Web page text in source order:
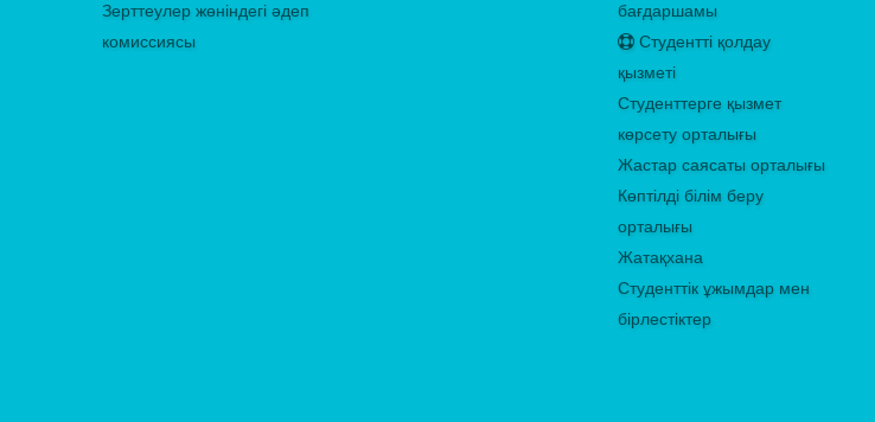
Зерттеулер жөніндегі әдеп
комиссиясы
бағдаршамы
Студентті қолдау
қызметі
Студенттерге қызмет
көрсету орталығы
Жастар саясаты орталығы
Көптілді білім беру
орталығы
Жатақхана
Студенттік ұжымдар мен
бірлестіктер